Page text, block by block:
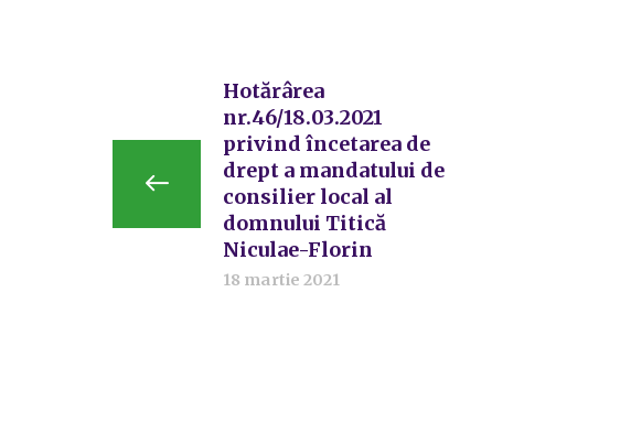
Hotărârea
nr.46/18.03.2021
privind încetarea de
drept a mandatului de
consilier local al
domnului Titică
Niculae-Florin
18 martie 2021